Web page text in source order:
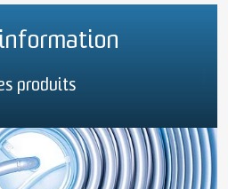
produits